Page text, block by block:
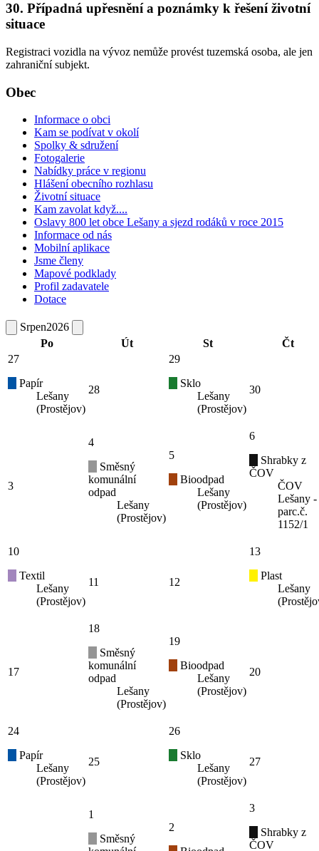
30. Případná upřesnění a poznámky k řešení životní
situace
Registraci vozidla na vývoz nemůže provést tuzemská osoba, ale jen
zahraniční subjekt.
Obec
Informace o obci
Kam se podívat v okolí
Spolky & sdružení
Fotogalerie
Nabídky práce v regionu
Hlášení obecního rozhlasu
Životní situace
Kam zavolat když....
Oslavy 800 let obce Lešany a sjezd rodáků v roce 2015
Informace od nás
Mobilní aplikace
Jsme členy
Mapové podklady
Profil zadavatele
Dotace
Srpen2026
Po
Út St
Čt
27
Papír
Lešany
(Prostějov)
28
29
Sklo
Lešany
(Prostějov)
30
3
4
Směsný
komunální
odpad
Lešany
(Prostějov)
5
Bioodpad
Lešany
(Prostějov)
6
Shrabky z
ČOV
ČOV
Lešany -
parc.č.
1152/1
10
Textil
Lešany
(Prostějov)
11 12
13
Plast
Lešany
17
18
Směsný
komunální
odpad
Lešany
(Prostějov)
19
Bioodpad
Lešany
(Prostějov)
20
24
Papír
Lešany
(Prostějov)
25
26
Sklo
Lešany
(Prostějov)
27
1
Směsný
2
3
Shrabky z
ČOV